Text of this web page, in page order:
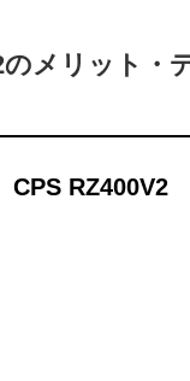
メリット・
CPS RZ400V2